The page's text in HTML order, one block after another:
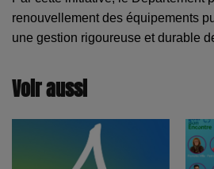
renouvellement des équipements
une gestion rigoureuse et durable
Voir aussi